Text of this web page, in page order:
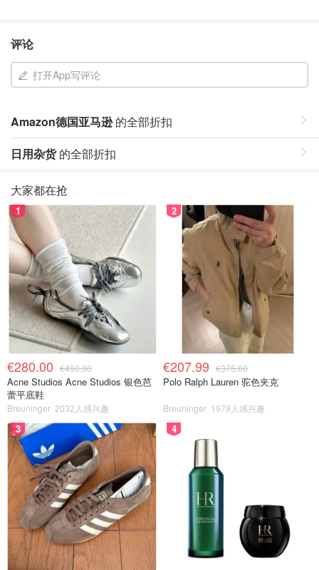
评论
打开App写评论
Amazon德国亚马逊的全部折扣
日用杂货的全部折扣
大家都在抢
1
€280.00 €490.00
Acne Studios Acne Studios 银色芭
蕾平底鞋
Breuninger 2032人感兴趣
2
€207.99 €375.00
Polo Ralph Lauren 驼色夹克
Breuninger 1979人感兴趣
3 4